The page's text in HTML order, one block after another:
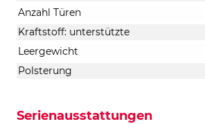
Anzahl Türen
Kraftstoff: unterstützte
Leergewicht
Polsterung
Serienausstattungen